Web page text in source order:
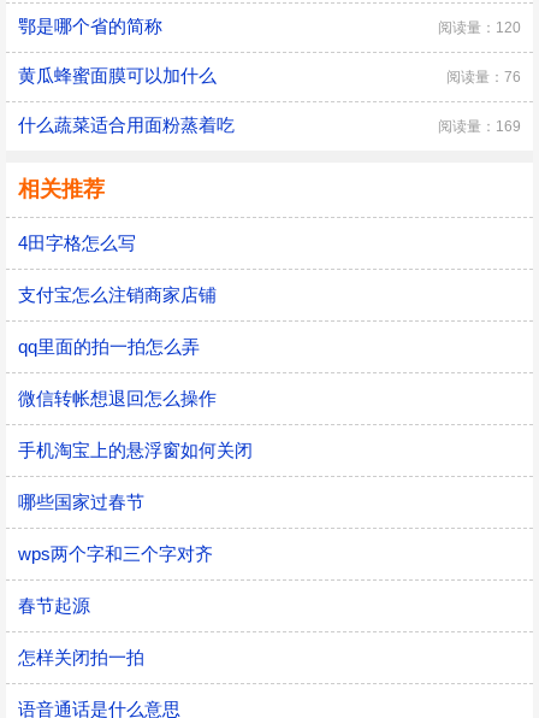
鄂是哪个省的简称 阅读量：120
黄瓜蜂蜜面膜可以加什么 阅读量：76
什么蔬菜适合用面粉蒸着吃 阅读量：169
相关推荐
4田字格怎么写
支付宝怎么注销商家店铺
qq里面的拍一拍怎么弄
微信转帐想退回怎么操作
手机淘宝上的悬浮窗如何关闭
哪些国家过春节
wps两个字和三个字对齐
春节起源
怎样关闭拍一拍
语音通话是什么意思